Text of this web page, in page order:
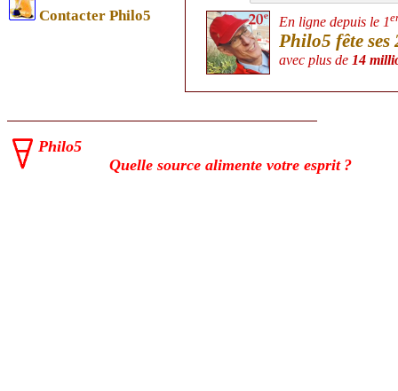
Contacter Philo5 En ligne depuis le 1
Philo5 fête ses
avec plus de 14
Philo5
Quelle source alimente votre esprit ?